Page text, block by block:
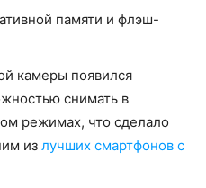
памяти и флэш-
камеры появился
снимать в
режимах, что сделало
из лучших смартфонов с